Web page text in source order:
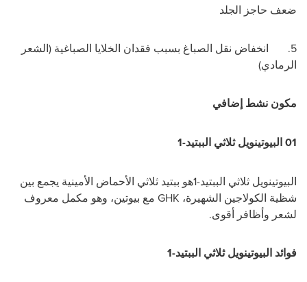
ضعف حاجز الجلد
5. انخفاض نقل الصباغ بسبب فقدان الخلايا الصباغية (الشعر
الرمادي)
مكون نشط إضافي
01 البيوتينويل ثلاثي الببتيد-1
البيوتينويل ثلاثي الببتيد-1هو ببتيد ثلاثي الأحماض الأمينية يجمع بين
شظية الكولاجين الشهيرة، GHK مع بيوتين، وهو مكمل معروف
لشعر وأظافر أقوى.
فوائد البيوتينويل ثلاثي الببتيد-1